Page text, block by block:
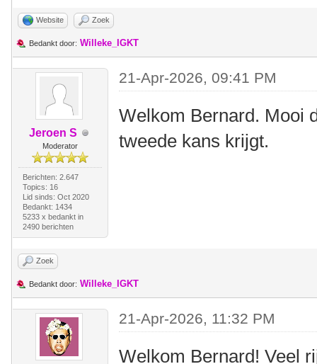
Website Zoek
Bedankt door: Willeke_IGKT
Jeroen S
Moderator
Berichten: 2.647
Topics: 16
Lid sinds: Oct 2020
Bedankt: 1434
5233 x bedankt in
2490 berichten
21-Apr-2026, 09:41 PM
Welkom Bernard. Mooi
tweede kans krijgt.
Zoek
Bedankt door: Willeke_IGKT
21-Apr-2026, 11:32 PM
Welkom Bernard! Veel